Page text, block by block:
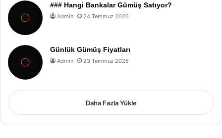
### Hangi Bankalar Gümüş Satıyor?
Admin 24 Temmuz 2026
Günlük Gümüş Fiyatları
Admin 23 Temmuz 2026
Daha Fazla Yükle